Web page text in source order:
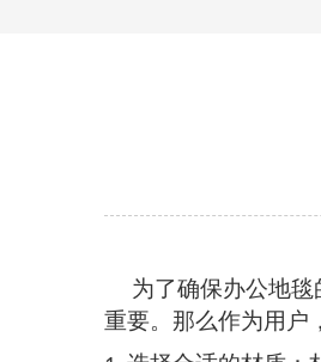
为了确保办公地
重要。那么作为用户